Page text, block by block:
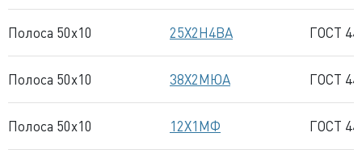
Полоса 50x10 25Х2Н4ВА ГОСТ
Полоса 50x10 38Х2МЮА ГОСТ
Полоса 50x10 12Х1МФ ГОСТ